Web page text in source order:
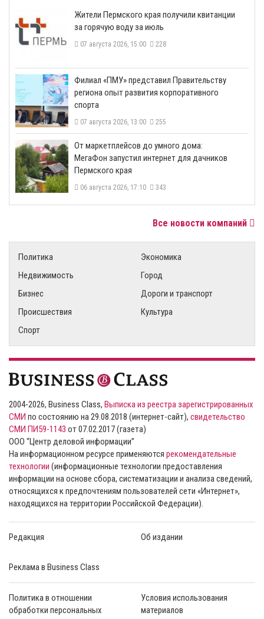
​Жители Пермского края получили квитанции
за горячую воду за июль
07 августа 2026, 15:00 228
​Филиал «ПМУ» представил Правительству
региона опыт развития корпоративного
спорта
07 августа 2026, 13:00 255
От маркетплейсов до умного дома:
МегаФон запустил интернет для дачников
Пермского края
06 августа 2026, 17:10 343
Все новости компаний
Политика
Экономика
Недвижимость
Город
Бизнес
Дороги и транспорт
Происшествия
Культура
Спорт
2004-2026, Business Class, Выписка из реестра зарегистрированных
СМИ по состоянию на 29.08.2018 (интернет-сайт), свидетельство
СМИ ПИ59-1143 от 07.02.2017 (газета)
ООО “Центр деловой информации”
На информационном ресурсе применяются рекомендательные
технологии (информационные технологии предоставления
информации на основе сбора, систематизации и анализа сведений,
относящихся к предпочтениям пользователей сети «Интернет»,
находящихся на территории Российской Федерации).
Редакция Об издании
Реклама в Business Class
Политика в отношении
обработки персональных
Условия использования
материалов